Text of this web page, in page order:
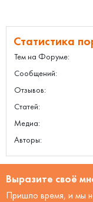
Статистика
Тем на Форуме:
Сообщений:
Отзывов:
Статей:
Медиа:
Авторы:
Выразите своё
Пришло время, и мы